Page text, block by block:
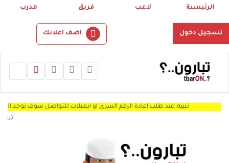
الرئيسية لاعب فريق مدرب
تسجيل دخول اضف اعلانك
تنبيه: عند طلب اعادة الرقم السري او ايميلات للتواصل سوف توجد الرساله Spam "
تنبيه: